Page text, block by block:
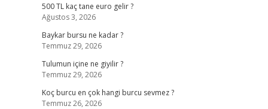
500 TL kaç tane euro gelir ?
Ağustos 3, 2026
Baykar bursu ne kadar ?
Temmuz 29, 2026
Tulumun içine ne giyilir ?
Temmuz 29, 2026
Koç burcu en çok hangi burcu sevmez ?
Temmuz 26, 2026